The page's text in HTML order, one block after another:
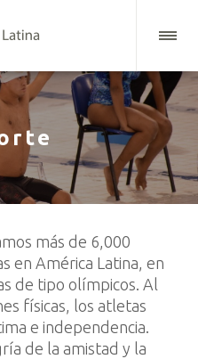
más de 6,000
en América Latina, en
de tipo olímpicos. Al
físicas, los atletas
e independencia.
de la amistad y la